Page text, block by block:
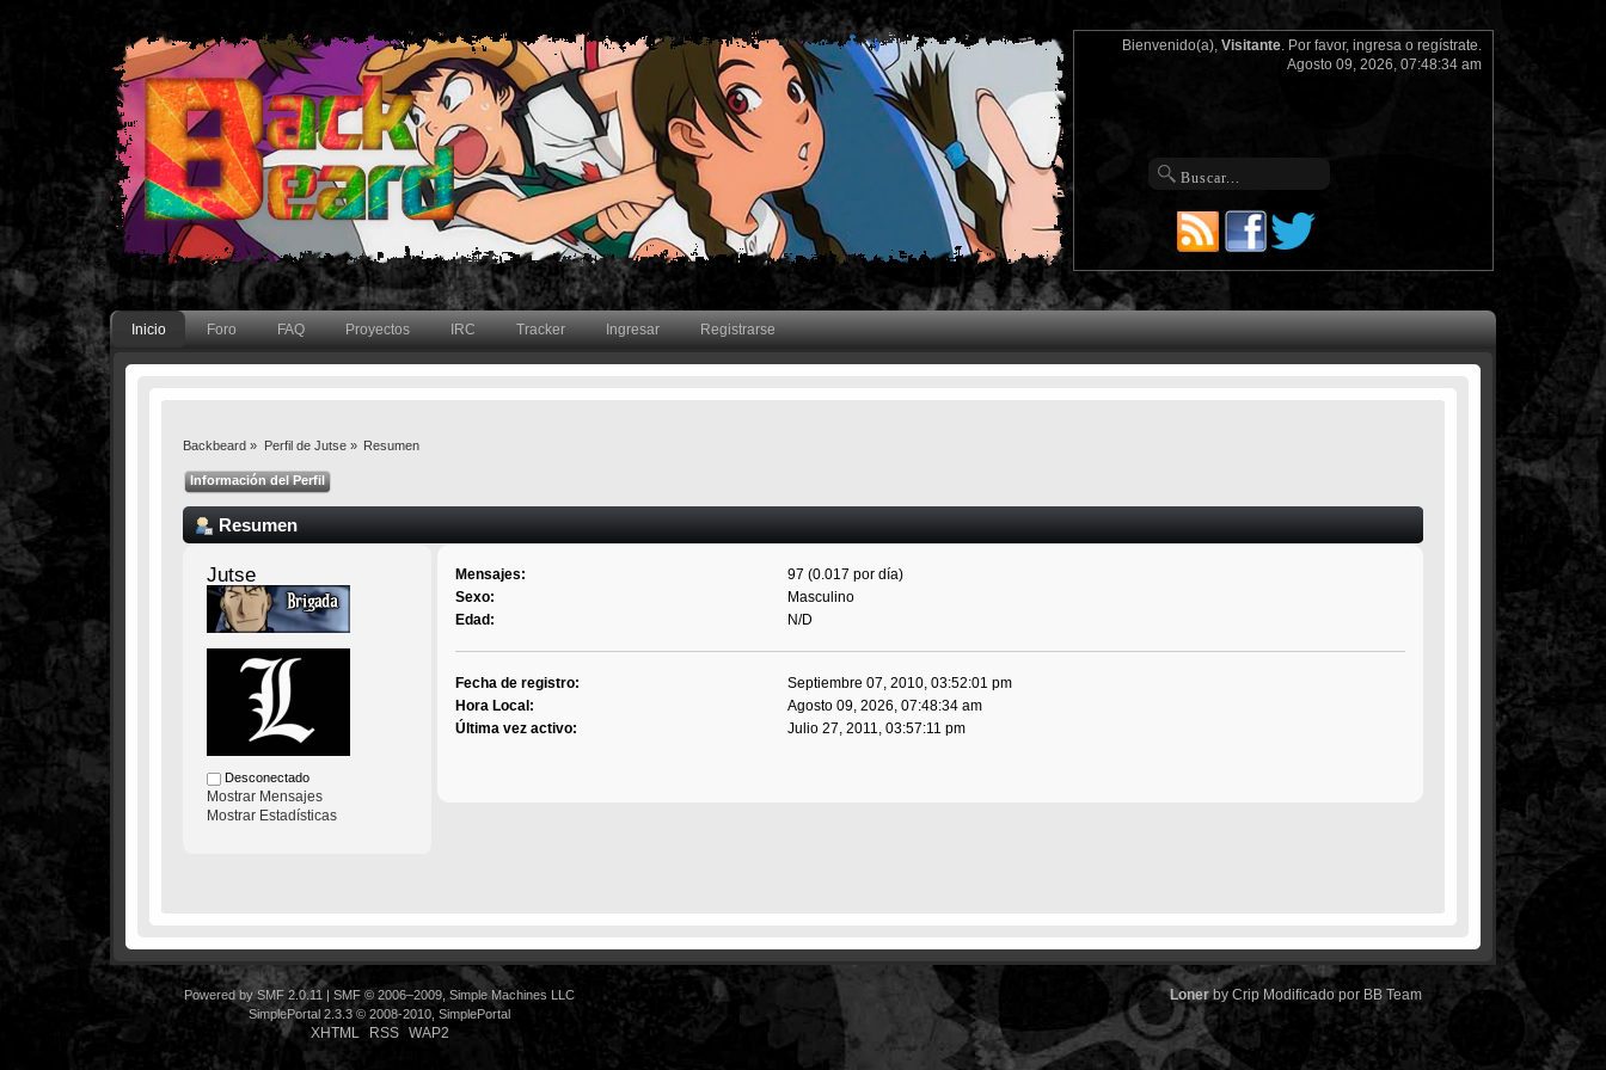
Bienvenido(a), Visitante. Por favor, ingresao regístrate.
Agosto 09, 2026, 07:48:34 am
Inicio Foro FAQ Proyectos IRC Tracker Ingresar Registrarse
Backbeard » Perfil de Jutse » Resumen
Información del Perfil
Resumen
Jutse
Desconectado
Mostrar Mensajes
Mostrar Estadísticas
Mensajes:
97 (0.017 por día)
Sexo:
Masculino
Edad:
N/D
Fecha de registro:
Septiembre 07, 2010, 03:52:01 pm
Hora Local:
Agosto 09, 2026, 07:48:34 am
Última vez activo:
Julio 27, 2011, 03:57:11 pm
Powered by SMF 2.0.11 |SMF © 2006–2009, Simple Machines LLC
SimplePortal 2.3.3 © 2008-2010, SimplePortal
XHTML RSS WAP2
Lonerby Crip